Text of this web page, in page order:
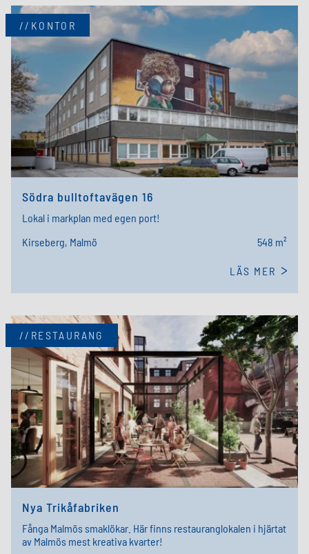
//KONTOR
Södra bulltoftavägen 16
Lokal i markplan med egen port!
Kirseberg, Malmö
548 m²
LÄS MER
//RESTAURANG
Nya Trikåfabriken
Fånga Malmös smaklökar. Här finns restauranglokalen i hjärtat
av Malmös mest kreativa kvarter!